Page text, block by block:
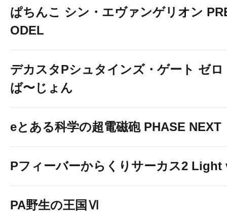
ぱちんこ シン・エヴァンゲリオン
ODEL
デカスタPシュタインズ・ゲート ゼ
ば〜じょん
eとある科学の超電磁砲 PHASE NEXT
Pフィーバーからくりサーカス2 Light
PA野生の王国Ⅵ